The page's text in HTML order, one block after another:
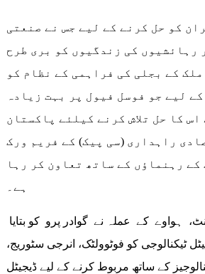
کو حل کرنے کے لیے جس نے صنعتی
رہائشیوں کی زندگیوں کو بری طرح
کے بجلی کی فراہمی کے نظام کو
لیے جو فوسل فیول پر بہت زیادہ
کا حل تلاش کرنے کیلئے پاکستان
راہداری (سی پیک) کے فریم ورک
کے رہنماؤں کے ساتھ تعاون کر رہا
ٹیکنالوجی کو فوٹوولٹک، انرجی سٹوریج،
کے ساتھ مربوط کرنے کے لیے ڈیجیٹل